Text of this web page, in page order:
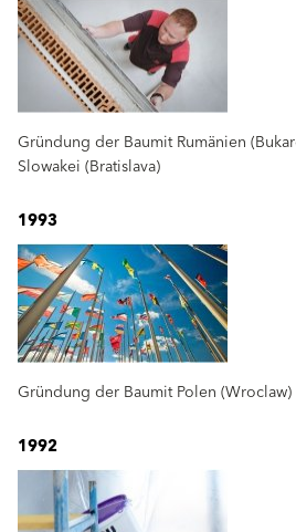
Gründung der Baumit Rumänien
Slowakei (Bratislava)
1993
Gründung der Baumit Polen (Wroclaw)
1992